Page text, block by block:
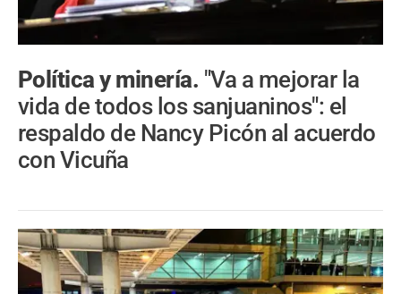
Política y minería. "Va a mejorar la
vida de todos los sanjuaninos": el
respaldo de Nancy Picón al acuerdo
con Vicuña